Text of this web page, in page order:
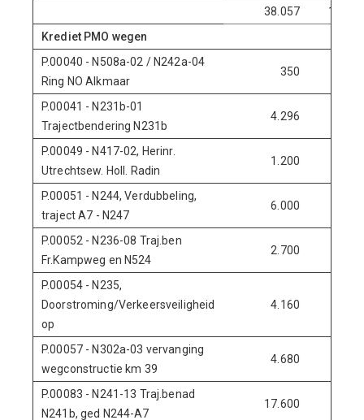
38.057
15.365
Krediet PMO wegen
P.00040 - N508a-02 / N242a-04
Ring NO Alkmaar
350
P.00041 - N231b-01
Trajectbendering N231b
4.296
P.00049 - N417-02, Herinr.
Utrechtsew. Holl. Radin
1.200
P.00051 - N244, Verdubbeling,
traject A7 - N247
6.000
P.00052 - N236-08 Traj.ben
Fr.Kampweg en N524
2.700
P.00054 - N235,
Doorstroming/Verkeersveiligheid
op
4.160
P.00057 - N302a-03 vervanging
wegconstructie km 39
4.680
P.00083 - N241-13 Traj.benad
N241b, ged N244-A7
17.600